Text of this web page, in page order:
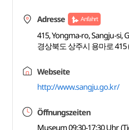
Adresse Anfahrt
415, Yongma-ro, Sangju-si,
경상북도 상주시 용마로 415
Webseite
http://www.sangju.go.kr/
Öffnungszeiten
Museum 09:30-17:30 Uhr